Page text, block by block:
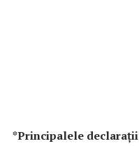
*Principalele declarații